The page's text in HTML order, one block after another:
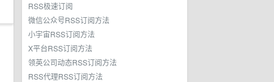
RSS极速订阅
微信公众号RSS订阅方法
小宇宙RSS订阅方法
X平台RSS订阅方法
领英公司动态RSS订阅方法
RSS代理RSS订阅方法